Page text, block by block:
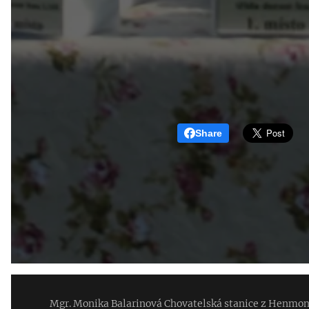
Share
Mgr. Monika Balarinová Chovatelská stanice z